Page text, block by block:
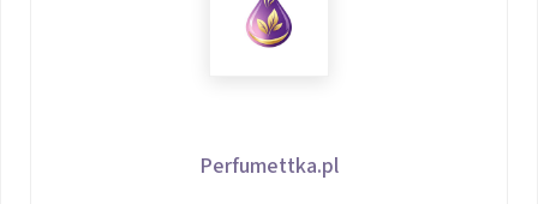
Perfumettka.pl